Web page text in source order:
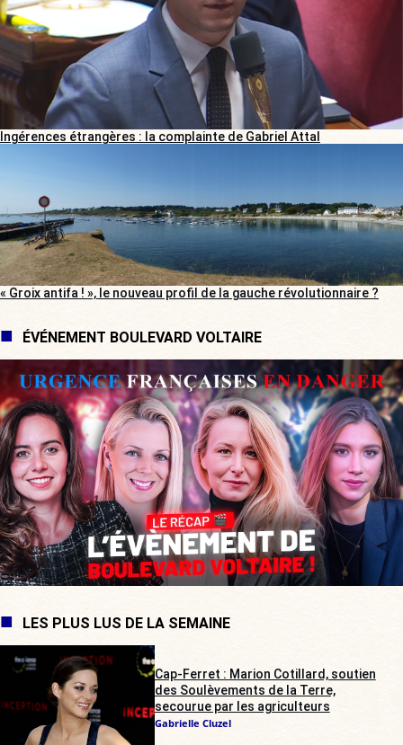
Ingérences étrangères : la complainte de Gabriel Attal
« Groix antifa ! », le nouveau profil de la gauche révolutionnaire ?
ÉVÉNEMENT BOULEVARD VOLTAIRE
LES PLUS LUS DE LA SEMAINE
Cap-Ferret : Marion Cotillard, soutien
des Soulèvements de la Terre,
secourue par les agriculteurs
Gabrielle Cluzel